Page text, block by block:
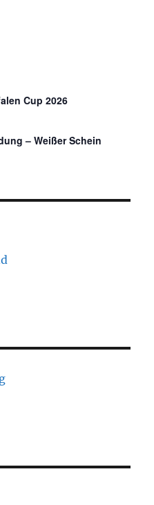
Cup 2026
– Weißer Schein